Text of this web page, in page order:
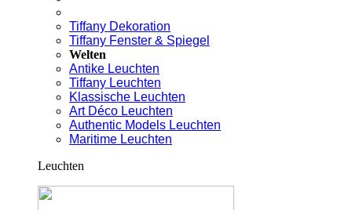
Tiffany Dekoration
Tiffany Fenster & Spiegel
Welten
Antike Leuchten
Tiffany Leuchten
Klassische Leuchten
Art Déco Leuchten
Authentic Models Leuchten
Maritime Leuchten
Leuchten